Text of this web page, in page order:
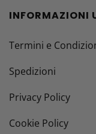
INFORMAZIONI
Termini e
Spedizioni
Privacy Policy
Cookie Policy